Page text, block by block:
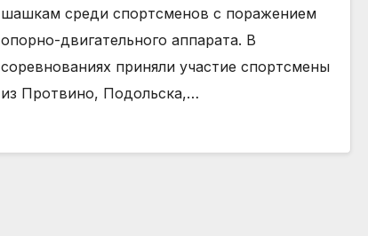
шашкам среди спортсменов с поражением
опорно-двигательного аппарата. В
соревнованиях приняли участие спортсмены
из Протвино, Подольска,…